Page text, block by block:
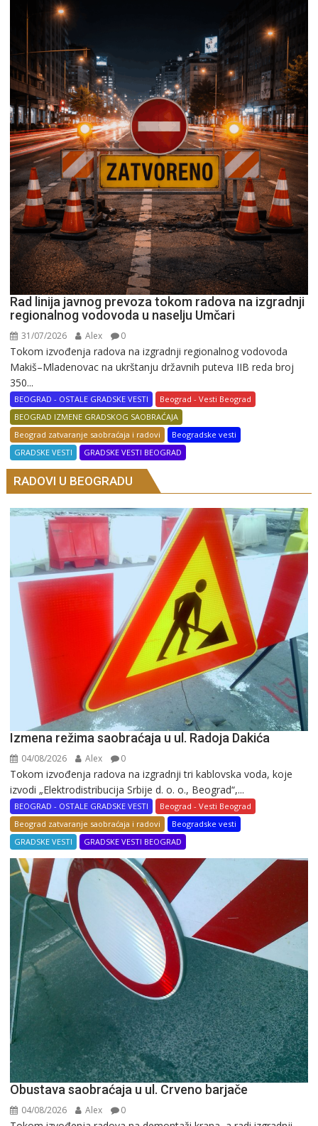
Rad linija javnog prevoza tokom radova na izgradnji
regionalnog vodovoda u naselju Umčari
31/07/2026 Alex 0
Tokom izvođenja radova na izgradnji regionalnog vodovoda
Makiš–Mladenovac na ukrštanju državnih puteva IIB reda broj
350...
BEOGRAD - OSTALE GRADSKE VESTI
Beograd - Vesti Beograd
BEOGRAD IZMENE GRADSKOG SAOBRAĆAJA
Beograd zatvaranje saobraćaja i radovi
Beogradske vesti
GRADSKE VESTI
GRADSKE VESTI BEOGRAD
RADOVI U BEOGRADU
Izmena režima saobraćaja u ul. Radoja Dakića
04/08/2026 Alex 0
Tokom izvođenja radova na izgradnji tri kablovska voda, koje
izvodi „Elektrodistribucija Srbije d. o. o., Beograd“,...
BEOGRAD - OSTALE GRADSKE VESTI
Beograd - Vesti Beograd
Beograd zatvaranje saobraćaja i radovi
Beogradske vesti
GRADSKE VESTI
GRADSKE VESTI BEOGRAD
Obustava saobraćaja u ul. Crveno barjače
04/08/2026 Alex 0